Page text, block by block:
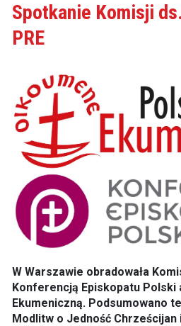
Spotkanie Komisji
PRE
W Warszawie obradowała
Konferencją Episkopatu Polski
Ekumeniczną. Podsumowano
Modlitw o Jedność Chrześcijan